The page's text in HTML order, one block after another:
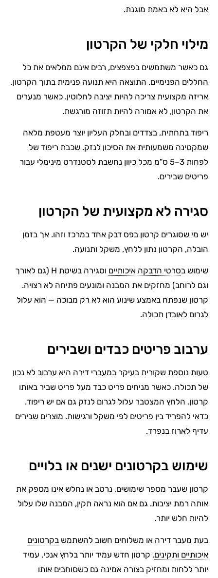
אבל היא לא באמת מוגנת.
מילוי חלקי של הקרטון
גם כאשר משתמשים בפצפצים, רבים אינם ממלאים את כל
החללים הפנימיים. התוצאה היא תנועה פנימית בתוך הקרטון.
אריזה מקצועית צריכה להיות יציבה לחלוטין. כאשר מנערים
את הקרטון, לא אמורה להיות תזוזה מורגשת.
ריפוד בתחתית, בצדדים ובחלק העליון יוצר מעטפת מלאה
שמקטינה משמעותית את הסיכון לנזק. שכבת ריפוד של
לפחות 3–5 ס"מ מכל כיוון נחשבת לסטנדרט מינימלי עבור
פריטים שבירים.
סגירה לא מקצועית של הקרטון
יש מי שסוגרים קרטון בפס דבק אחד במרכז וזהו. אך בזמן
הובלה, הקרטון נתון ללחץ, משקל ותנועה.
שימוש בסרטי הדבקה איכותיים
וסגירה בשיטת H (גם לאורך
וגם לרוחב) מחזקים את המבנה ומונעים פתיחה לא רצויה.
קרטון שנפתח באמצע שינוע הוא לא רק מבוכה — הוא עלול
לגרום לאובדן תכולה.
ערבוב פריטים כבדים ושבירים
טעות נוספת שקורית בעיקר במעברי דירה היא ערבוב לא נכון
של תכולה. כאשר מניחים פריט כבד מעל פריט שביר באותו
קרטון, הלחץ המצטבר עלול לגרום לנזק גם אם יש ריפוד.
כדאי להפריד בין פריטים לפי משקל ורגישות. מוצרים שבירים
עדיף לארוז בנפרד.
שימוש בקרטונים ישנים או בלויים
קרטון שעבר מספר שימושים, נרטב או נחלש אינו מספק את
אותה רמת יציבות. גם אם הוא נראה תקין, המבנה שלו עלול
להיות חלש יותר.
בעת מעבר דירה או משלוחים חשוב להשתמש בקרטונים
איכותיים ותקינים. קרטון חדש עמיד יותר בלחץ אנכי, עמיד
יותר ללחות ומחזיק בצורה אמינה גם כשסוחבים אותו